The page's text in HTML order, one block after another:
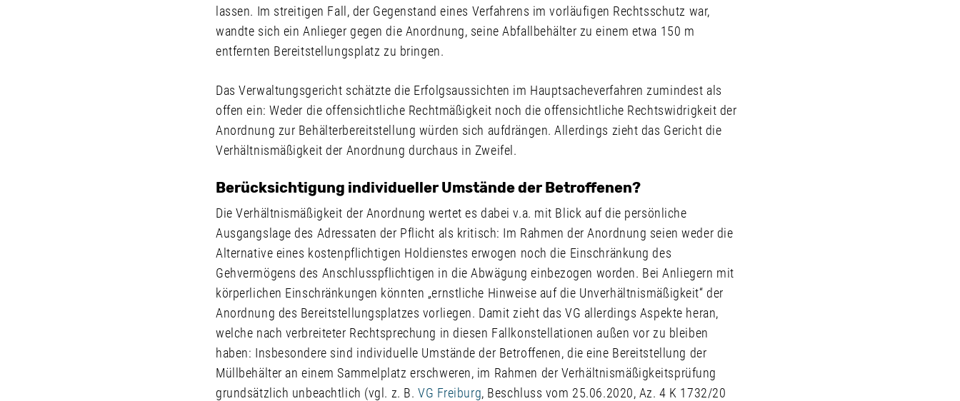
lassen. Im streitigen Fall, der Gegenstand eines Verfahrens im vorläufigen Rechtsschutz war,
wandte sich ein Anlieger gegen die Anordnung, seine Abfallbehälter zu einem etwa 150 m
entfernten Bereitstellungsplatz zu bringen.
Das Verwaltungsgericht schätzte die Erfolgsaussichten im Hauptsacheverfahren zumindest als
offen ein: Weder die offensichtliche Rechtmäßigkeit noch die offensichtliche Rechtswidrigkeit der
Anordnung zur Behälterbereitstellung würden sich aufdrängen. Allerdings zieht das Gericht die
Verhältnismäßigkeit der Anordnung durchaus in Zweifel.
Berücksichtigung individueller Umstände der Betroffenen?
Die Verhältnismäßigkeit der Anordnung wertet es dabei v.a. mit Blick auf die persönliche
Ausgangslage des Adressaten der Pflicht als kritisch: Im Rahmen der Anordnung seien weder die
Alternative eines kostenpflichtigen Holdienstes erwogen noch die Einschränkung des
Gehvermögens des Anschlusspflichtigen in die Abwägung einbezogen worden. Bei Anliegern mit
körperlichen Einschränkungen könnten „ernstliche Hinweise auf die Unverhältnismäßigkeit“ der
Anordnung des Bereitstellungsplatzes vorliegen. Damit zieht das VG allerdings Aspekte heran,
welche nach verbreiteter Rechtsprechung in diesen Fallkonstellationen außen vor zu bleiben
haben: Insbesondere sind individuelle Umstände der Betroffenen, die eine Bereitstellung der
Müllbehälter an einem Sammelplatz erschweren, im Rahmen der Verhältnismäßigkeitsprüfung
grundsätzlich unbeachtlich (vgl. z. B. VG Freiburg, Beschluss vom 25.06.2020, Az. 4 K 1732/20